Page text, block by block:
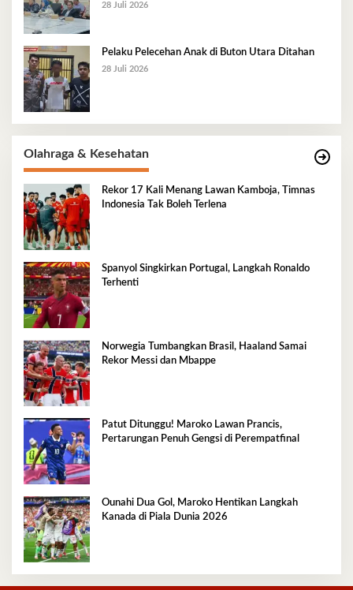
28 Juli 2026
Pelaku Pelecehan Anak di Buton Utara Ditahan
28 Juli 2026
Olahraga & Kesehatan
Rekor 17 Kali Menang Lawan Kamboja, Timnas
Indonesia Tak Boleh Terlena
Spanyol Singkirkan Portugal, Langkah Ronaldo
Terhenti
Norwegia Tumbangkan Brasil, Haaland Samai
Rekor Messi dan Mbappe
Patut Ditunggu! Maroko Lawan Prancis,
Pertarungan Penuh Gengsi di Perempatfinal
Ounahi Dua Gol, Maroko Hentikan Langkah
Kanada di Piala Dunia 2026